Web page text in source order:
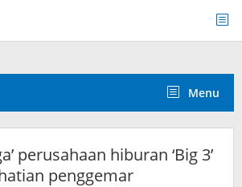
Menu
perusahaan hiburan ‘Big 3’
penggemar